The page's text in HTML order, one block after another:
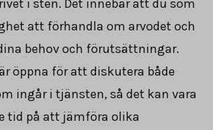
i sten. Det innebär att du som
att förhandla om arvodet och
behov och förutsättningar.
öppna för att diskutera både
ingår i tjänsten, så det kan vara
tid på att jämföra olika